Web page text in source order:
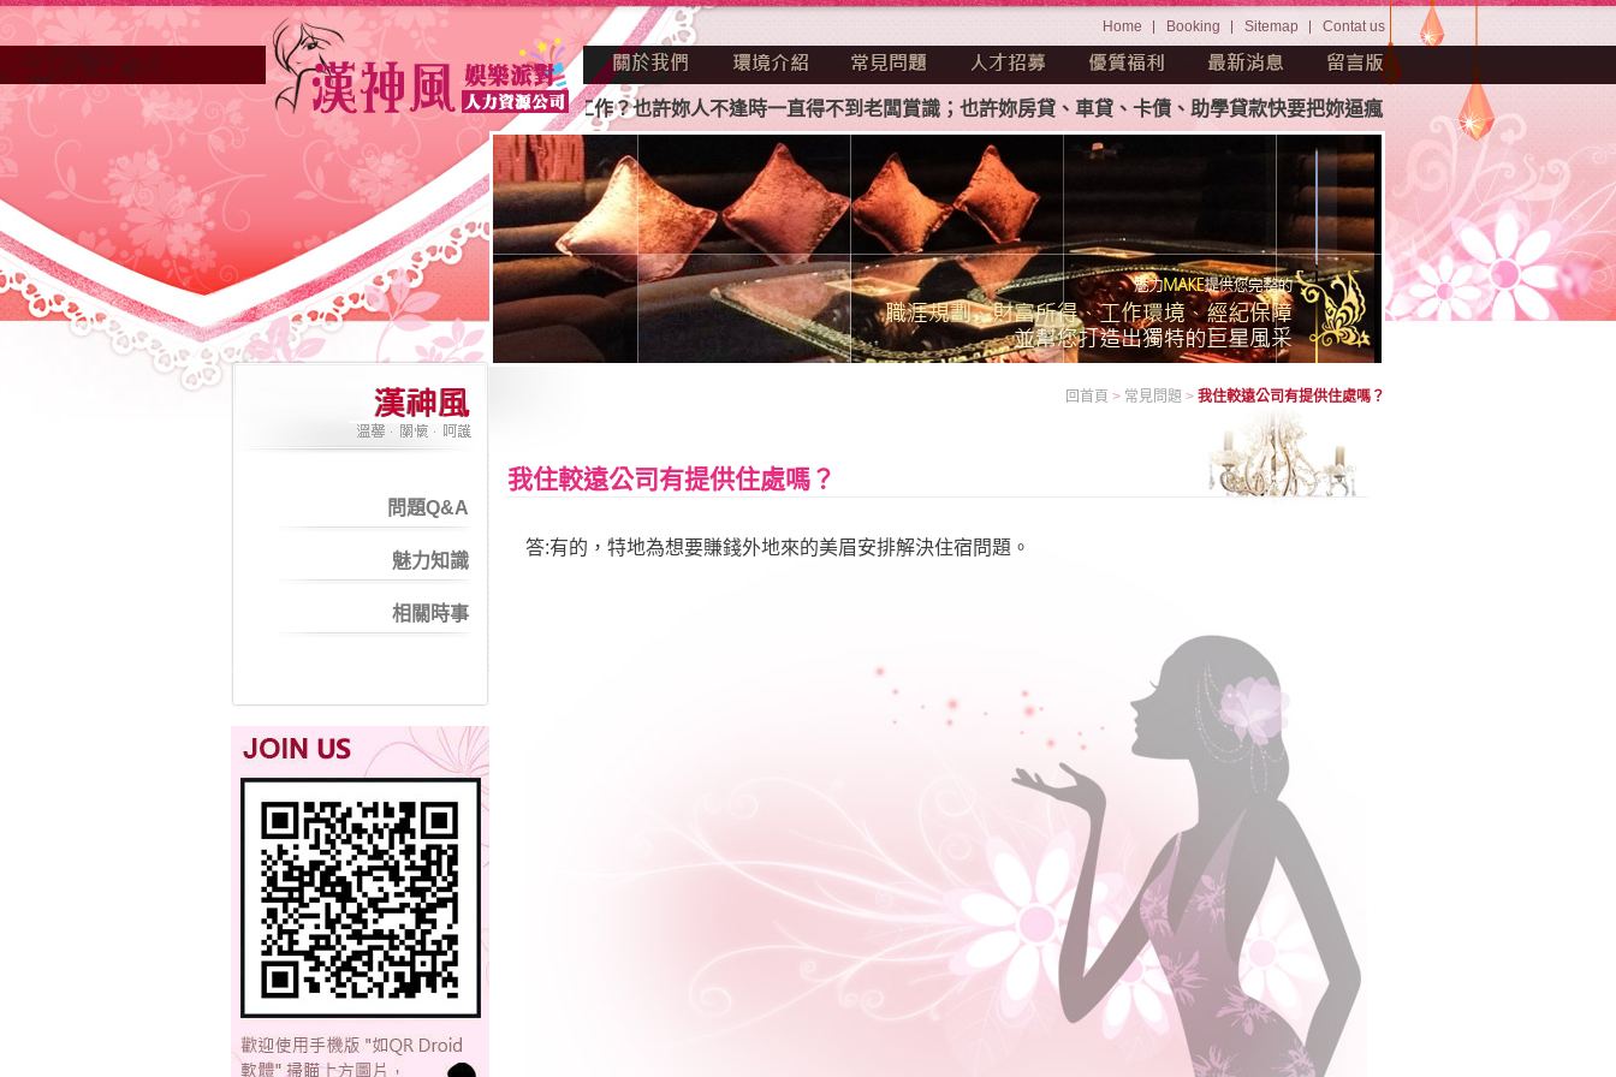
Home Booking Sitemap Contat us
高雄酒店業妳正因不景氣的年代找不到工作？也許妳人不逢時一直得不到老闆賞識；也許妳房貸、車貸、卡債、助學貸款快要把妳逼瘋。茫茫人海中如何挑選屬
問題Q&A
魅力知識
相關時事
回首頁 > 常見問題 > 我住較遠公司有提供住處嗎？
我住較遠公司有提供住處嗎？
答:有的，特地為想要賺錢外地來的美眉安排解決住宿問題。